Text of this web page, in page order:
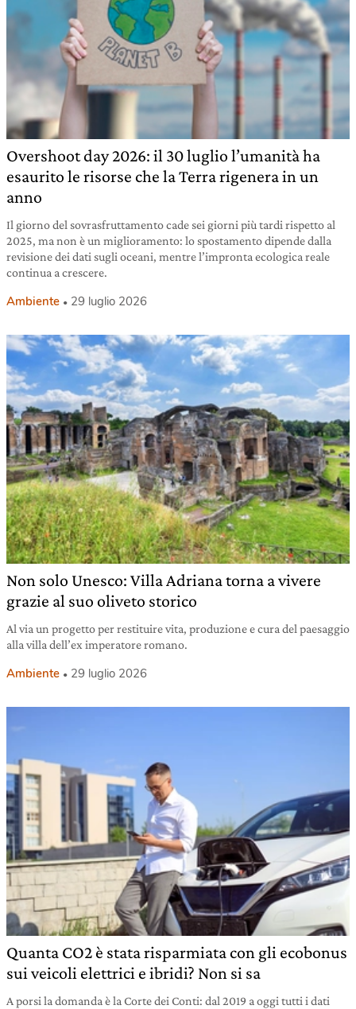
Overshoot day 2026: il 30 luglio l’umanità ha
esaurito le risorse che la Terra rigenera in un
anno
Il giorno del sovrasfruttamento cade sei giorni più tardi rispetto al
2025, ma non è un miglioramento: lo spostamento dipende dalla
revisione dei dati sugli oceani, mentre l’impronta ecologica reale
continua a crescere.
Ambiente 29 luglio 2026
Non solo Unesco: Villa Adriana torna a vivere
grazie al suo oliveto storico
Al via un progetto per restituire vita, produzione e cura del paesaggio
alla villa dell’ex imperatore romano.
Ambiente 29 luglio 2026
Quanta CO2 è stata risparmiata con gli ecobonus
sui veicoli elettrici e ibridi? Non si sa
A porsi la domanda è la Corte dei Conti: dal 2019 a oggi tutti i dati